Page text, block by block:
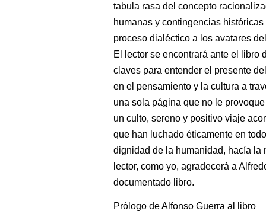
tabula rasa del concepto
humanas y contingencias
proceso dialéctico a los avatares
El lector se encontrará ante el libro
claves para entender el presente
en el pensamiento y la cultura a
una sola página que no le
un culto, sereno y positivo viaje
que han luchado éticamente en
dignidad de la humanidad, hacía la
lector, como yo, agradecerá a
documentado libro.
Prólogo de Alfonso Guerra al libro